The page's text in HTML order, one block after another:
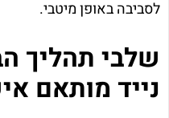
לסביבה באופן מיטבי.
שלבי תהליך
נייד מותאם